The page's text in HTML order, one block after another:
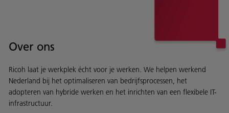
Over ons
Ricoh laat je werkplek écht voor je werken. We helpen werkend
Nederland bij het optimaliseren van bedrijfsprocessen, het
adopteren van hybride werken en het inrichten van een flexibele IT-
infrastructuur.